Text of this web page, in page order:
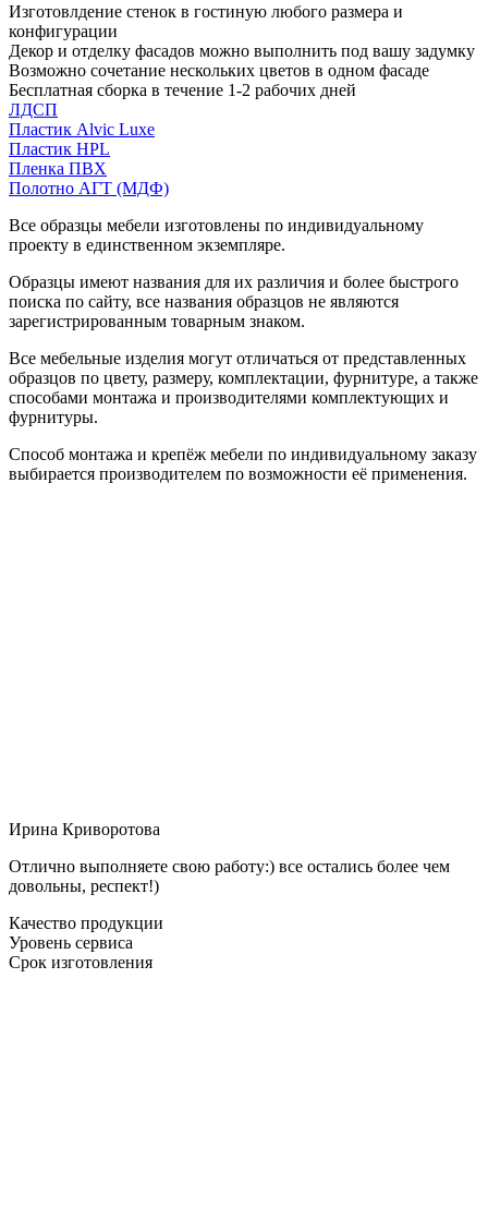
Изготовлдение стенок в гостиную любого размера и
конфигурации
Декор и отделку фасадов можно выполнить под вашу задумку
Возможно сочетание нескольких цветов в одном фасаде
Бесплатная сборка в течение 1-2 рабочих дней
ЛДСП
Пластик Alvic Luxe
Пластик HPL
Пленка ПВХ
Полотно АГТ (МДФ)
Все образцы мебели изготовлены по индивидуальному
проекту в единственном экземпляре.
Образцы имеют названия для их различия и более быстрого
поиска по сайту, все названия образцов не являются
зарегистрированным товарным знаком.
Все мебельные изделия могут отличаться от представленных
образцов по цвету, размеру, комплектации, фурнитуре, а также
способами монтажа и производителями комплектующих и
фурнитуры.
Способ монтажа и крепёж мебели по индивидуальному заказу
выбирается производителем по возможности её применения.
Ирина Криворотова
Отлично выполняете свою работу:) все остались более чем
довольны, респект!)
Качество продукции
Уровень сервиса
Срок изготовления